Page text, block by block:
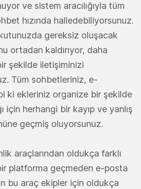
ve sistem aracılığıyla tüm
hızında halledebiliyorsunuz.
gereksiz oluşacak
ortadan kaldırıyor, daha
şekilde iletişiminizi
Tüm sohbetleriniz, e-
ki ekleriniz organize bir şekilde
için herhangi bir kayıp ve yanlış
geçmiş oluyorsunuz.
araçlarından oldukça farklı
platforma geçmeden e-posta
bu araç ekipler için oldukça